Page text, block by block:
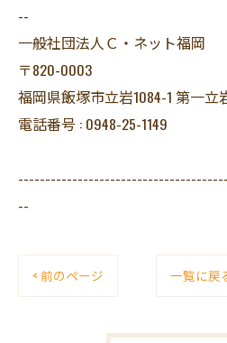
--
一般社団法人Ｃ・ネット福岡
〒820-0003
福岡県飯塚市立岩1084-1 第一立
電話番号 : 0948-25-1149
--
< 前のページ 一覧に戻